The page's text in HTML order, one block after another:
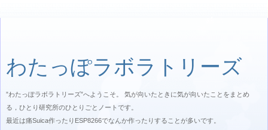
わたっぽラボラトリーズ
”わたっぽラボラトリーズ”へようこそ。 気が向いたときに気が向いたことをまとめ
る，ひとり研究所のひとりごとノートです。
最近は痛Suica作ったりESP8266でなんか作ったりすることが多いです。